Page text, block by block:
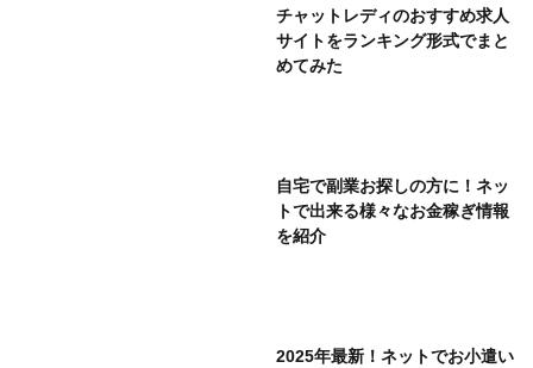
チャットレディのおすすめ求人
サイトをランキング形式でまと
めてみた
自宅で副業お探しの方に！ネッ
トで出来る様々なお金稼ぎ情報
を紹介
2025年最新！ネットでお小遣い